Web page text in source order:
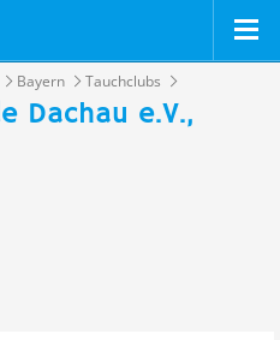
Bayern Tauchclubs
Dachau e.V.,